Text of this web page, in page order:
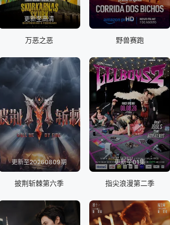
更新至高清
万恶之恶
HD
野兽赛跑
更新至20260809期
披荆斩棘第六季
更新至01集
指尖浪漫第二季